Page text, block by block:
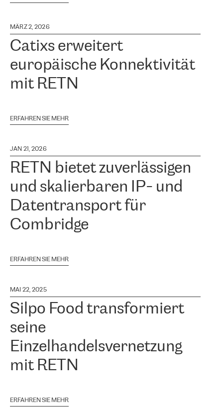
MÄRZ 2, 2026
Catixs erweitert
europäische Konnektivität
mit RETN
ERFAHREN SIE MEHR
JAN 21, 2026
RETN bietet zuverlässigen
und skalierbaren IP- und
Datentransport für
Combridge
ERFAHREN SIE MEHR
MAI 22, 2025
Silpo Food transformiert
seine
Einzelhandelsvernetzung
mit RETN
ERFAHREN SIE MEHR